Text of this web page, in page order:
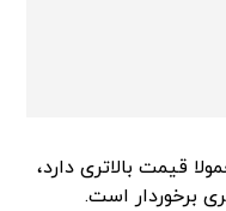
قیمت بالاتری دارد،
برخوردار است.